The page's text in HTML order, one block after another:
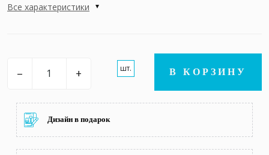
Все характеристики
– + шт. В КОРЗИНУ
Дизайн в подарок